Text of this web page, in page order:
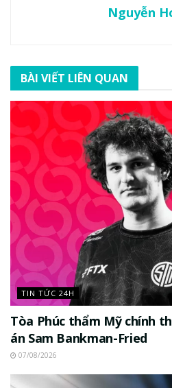
Nguyễn
BÀI VIẾT LIÊN QUAN
TIN TỨC 24H
Tòa Phúc thẩm Mỹ chính
án Sam Bankman-Fried
07/08/2026